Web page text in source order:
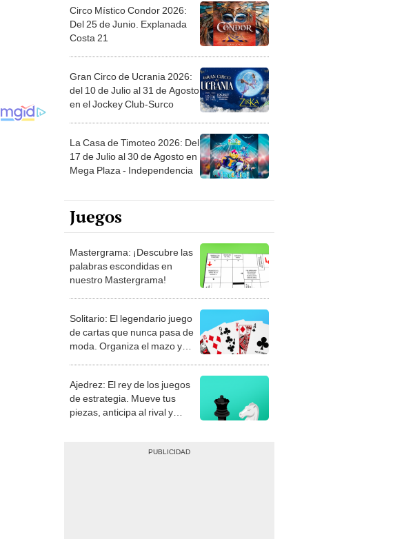
Circo Místico Condor 2026:
Del 25 de Junio. Explanada
Costa 21
Gran Circo de Ucrania 2026:
del 10 de Julio al 31 de Agosto
en el Jockey Club-Surco
La Casa de Timoteo 2026: Del
17 de Julio al 30 de Agosto en
Mega Plaza - Independencia
Juegos
Mastergrama: ¡Descubre las
palabras escondidas en
nuestro Mastergrama!
Solitario: El legendario juego
de cartas que nunca pasa de
moda. Organiza el mazo y
Ajedrez: El rey de los juegos
de estrategia. Mueve tus
piezas, anticipa al rival y